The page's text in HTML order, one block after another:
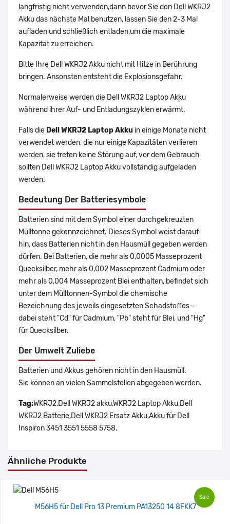
langfristig nicht verwenden,dann bevor Sie den Dell WKRJ2
Akku das nächste Mal benutzen, lassen Sie den 2-3 Mal
aufladen und schließlich entladen,um die maximale
Kapazität zu erreichen.
Bitte Ihre Dell WKRJ2 Akku nicht mit Hitze in Berührung
bringen. Ansonsten entsteht die Explosionsgefahr.
Normalerweise werden die Dell WKRJ2 Laptop Akku
während ihrer Auf- und Entladungszyklen erwärmt.
Falls die Dell WKRJ2 Laptop Akku in einige Monate nicht
verwendet werden, die nur einige Kapazitäten verlieren
werden, sie treten keine Störung auf, vor dem Gebrauch
sollten Dell WKRJ2 Laptop Akku vollständig aufgeladen
werden.
Bedeutung Der Batteriesymbole
Batterien sind mit dem Symbol einer durchgekreuzten
Mülltonne gekennzeichnet. Dieses Symbol weist darauf
hin, dass Batterien nicht in den Hausmüll gegeben werden
dürfen. Bei Batterien, die mehr als 0,0005 Masseprozent
Quecksilber, mehr als 0,002 Masseprozent Cadmium oder
mehr als 0,004 Masseprozent Blei enthalten, befindet sich
unter dem Mülltonnen-Symbol die chemische
Bezeichnung des jeweils eingesetzten Schadstoffes –
dabei steht "Cd" für Cadmium, "Pb" steht für Blei, und "Hg"
für Quecksilber.
Der Umwelt Zuliebe
Batterien und Akkus gehören nicht in den Hausmüll.
Sie können an vielen Sammelstellen abgegeben werden.
Tag:WKRJ2,Dell WKRJ2 akku,WKRJ2 Laptop Akku,Dell
WKRJ2 Batterie,Dell WKRJ2 Ersatz Akku,Akku für Dell
Inspiron 3451 3551 5558 5758.
Ähnliche Produkte
Sale
M56H5 für Dell Pro 13 Premium PA13250 14 8FKK7